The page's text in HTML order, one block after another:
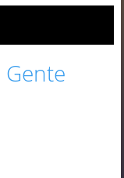
Gente